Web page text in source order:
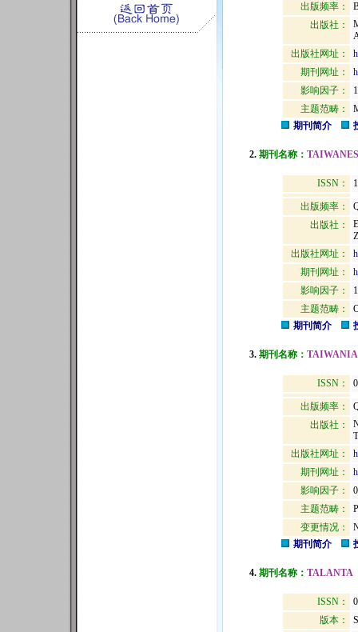
出版频率：
出版社：
出版社网址：
期刊网址：
影响因子：
主题范畴：
期刊简介
2. 期刊名称：
ISSN：
出版频率：
出版社：
出版社网址：
期刊网址：
影响因子：
主题范畴：
期刊简介
3. 期刊名称： TAIWANIA
ISSN：
出版频率：
出版社：
出版社网址：
期刊网址：
影响因子：
主题范畴：
变更情况：
期刊简介
4. 期刊名称： TALANTA
ISSN：
版本：